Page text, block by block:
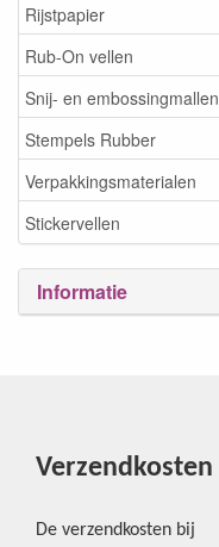
Rijstpapier
Rub-On vellen
Snij- en embossingmallen
Stempels Rubber
Verpakkingsmaterialen
Stickervellen
Informatie
Verzendkosten
De verzendkosten bij